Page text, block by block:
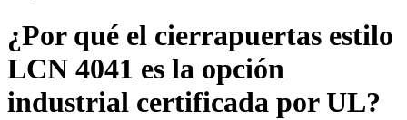
¿Por qué el cierrapuertas estilo
LCN 4041 es la opción
industrial certificada por UL?